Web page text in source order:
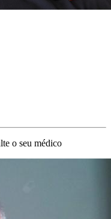
o seu médico